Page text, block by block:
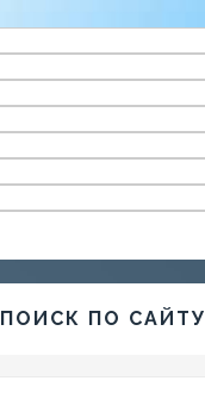
ПОИСК ПО САЙТУ